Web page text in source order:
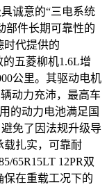
诚意的“三电系统
部件长期可靠性的
时代提供的
五菱柳机1.6L增
公里。其驱动电机
动力充沛，最高车
的动力电池满足国
免了因法规升级导
载扎实，可靠耐
65R15LT 12PR双
保在重载工况下的